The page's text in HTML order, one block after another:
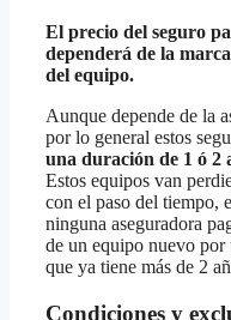
El precio del seguro
dependerá de la
del equipo.
Aunque depende de la
por lo general estos
una duración de 1 ó 2
Estos equipos van
con el paso del tiempo,
ninguna aseguradora
de un equipo nuevo por
que ya tiene más de 2
Condiciones y